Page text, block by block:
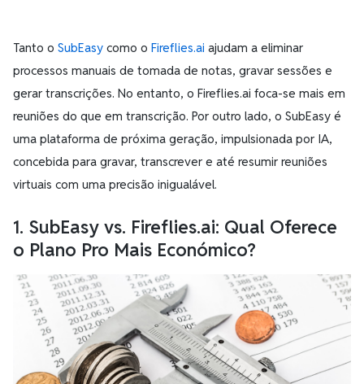
Tanto o SubEasy como o Fireflies.ai ajudam a eliminar
processos manuais de tomada de notas, gravar sessões e
gerar transcrições. No entanto, o Fireflies.ai foca-se mais em
reuniões do que em transcrição. Por outro lado, o SubEasy é
uma plataforma de próxima geração, impulsionada por IA,
concebida para gravar, transcrever e até resumir reuniões
virtuais com uma precisão inigualável.
1. SubEasy vs. Fireflies.ai: Qual Oferece
o Plano Pro Mais Económico?